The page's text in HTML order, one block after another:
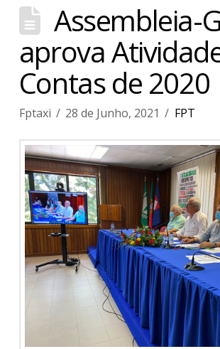
Assembleia-
aprova
Contas de 2020
Fptaxi 28 de Junho, 2021 FPT